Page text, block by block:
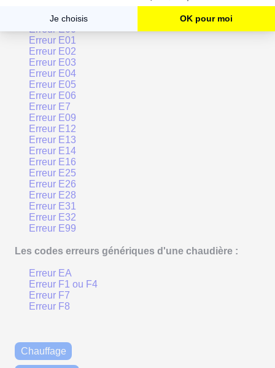
Les codes erreurs d'une chaudière De Dietrich :
Erreur E00
Erreur E01
Erreur E02
Erreur E03
Erreur E04
Erreur E05
Erreur E06
Erreur E7
Erreur E09
Erreur E12
Erreur E13
Erreur E14
Erreur E16
Erreur E25
Erreur E26
Erreur E28
Erreur E31
Erreur E32
Erreur E99
Les codes erreurs génériques d'une chaudière :
Erreur EA
Erreur F1 ou F4
Erreur F7
Erreur F8
Chauffage